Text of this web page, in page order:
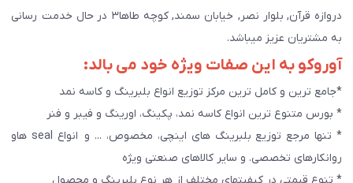
دروازه قرآن, بلوار نصر, خیابان سمند, کوچه طاها۳ در حال خدمت رسانی
به مشتریان عزیز میباشد.
آوروکو به این صفات ویژه خود می بالد:
*جامع ترین و کامل ترین مرکز توزیع انواع بلبرینگ و کاسه نمد
* بورس متنوع ترین انواع کاسه نمد، پکینگ، اورینگ و فیبر و فنر
* تنها مرجع توزیع بلبرینگ های اینچی، مخصوص، ... و انواع seal هاو
روانکارهای تخصصی. و سایر کالاهای صنعتی ويژه